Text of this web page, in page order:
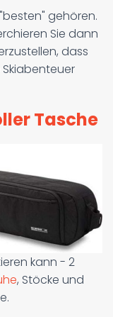
gehören.
Sie dann
dass
Skiabenteuer
Tasche
kann - 2
, Stöcke und